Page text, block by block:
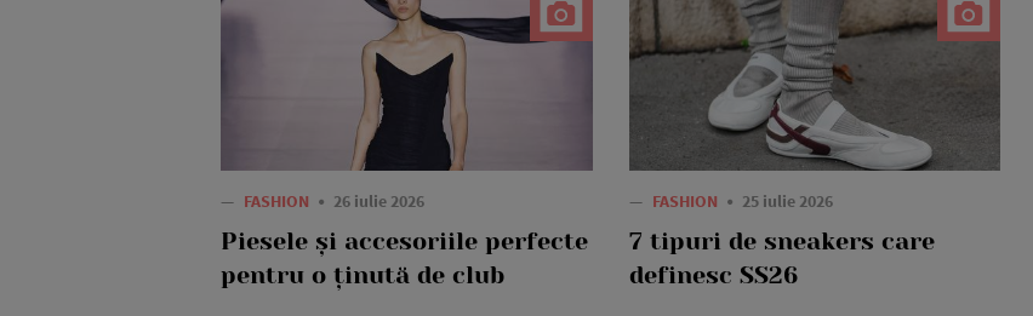
— FASHION 26 iulie 2026
Piesele și accesoriile perfecte
pentru o ținută de club
— FASHION 25 iulie 2026
7 tipuri de sneakers care
definesc SS26